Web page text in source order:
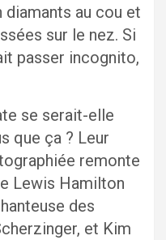
au cou et
sur le nez. Si
passer incognito,
se serait-elle
que ça ? Leur
remonte
Lewis Hamilton
des
et Kim